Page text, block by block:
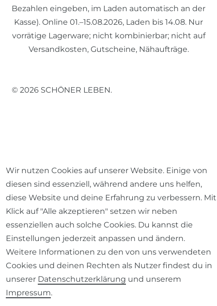
Bezahlen eingeben, im Laden automatisch an der
Kasse). Online 01.–15.08.2026, Laden bis 14.08. Nur
vorrätige Lagerware; nicht kombinierbar; nicht auf
Versandkosten, Gutscheine, Nähaufträge.
© 2026 SCHÖNER LEBEN.
Barrierefreiheitserklärung
VERTRAG WIDERRUFEN Kontakt
Wir nutzen Cookies auf unserer Website. Einige von
diesen sind essenziell, während andere uns helfen,
diese Website und deine Erfahrung zu verbessern. Mit
Klick auf "Alle akzeptieren" setzen wir neben
essenziellen auch solche Cookies. Du kannst die
Einstellungen jederzeit anpassen und ändern.
Weitere Informationen zu den von uns verwendeten
Cookies und deinen Rechten als Nutzer findest du in
unserer Daten­schutz­erklärung und unserem
Impressum.